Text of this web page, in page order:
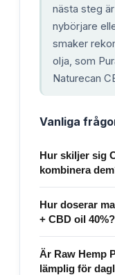
nästa steg
nybörjare
smaker
olja, som
Naturecan
Vanliga
Hur skiljer sig
kombinera
Hur doserar
+ CBD oil 40%?
Är Raw Hemp
lämplig för